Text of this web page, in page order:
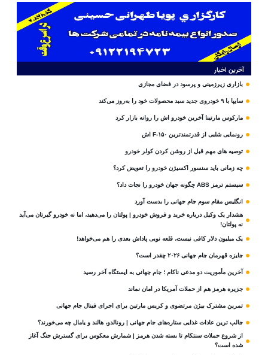
آخرین اخبار
بازاری زیرزمینی و پرسود در فضای مجازی
سایپا با ۹ خودروی جدید سبد محصولات خود را به‌روز می‌کند
مارکوس مارتینا آخرین خودرو اش را روانه بازار کرد
رونمایی شلبی از قدرتمندترین F-۱۵۰ اش
توصیه های مهم قبل از روشن کردن کولر خودرو
چه زمانی باید سنسور اکسیژن خودرو را تعویض کرد؟
سیستم ترمز ABS چگونه جهان خودرو را نجات داد؟
انگلیس مقام سوم جام‌ جهانی را بدست آورد
هشدار یک وکیل درباره خرید و فروش خودرو | پولتان را می‌دهید، اما نه خودرو گیرتان می‌آید
نه پولتان!
یک میلیون دلار کافی نیست، قلعه‌ نویی پاداش بعدی را هم می‌خواهد!
جایزه قهرمان جام جهانی ۲۰۲۶ چقدر است؟
آخرین مأموریت دو مدعی ناکام ؛ جام جهانی به ایستگاه آخر رسید
جزیره هرمز هم از حملات آمریکا در امان نماند
تمرین مشترک بیژن مرتضوی و کریس مارتین برای اجرای فینال جام جهانی
جالب ترین عادات غذایی ستاره‌های جام جهانی | رونالدو، هالند و یامال چه می‌خورند؟
از شروع حملات سنتکام تا بسته شدن هرمز | شمارش معکوس برای گسترش جنگ آغاز
شده است؟